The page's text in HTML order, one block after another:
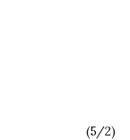
(5/2)